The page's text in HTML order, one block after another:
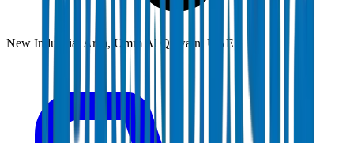
New Industrial Area, Umm Al Quwain, UAE